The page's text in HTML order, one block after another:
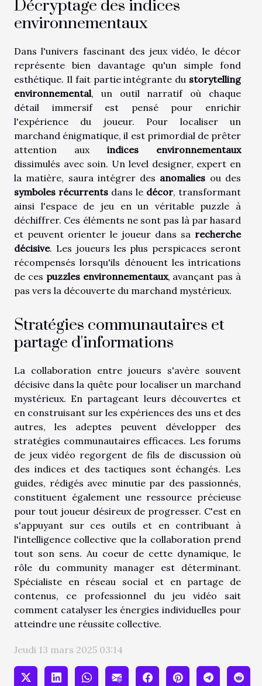
Décryptage des indices
environnementaux
Dans l'univers fascinant des jeux vidéo, le décor
représente bien davantage qu'un simple fond
esthétique. Il fait partie intégrante du storytelling
environnemental, un outil narratif où chaque
détail immersif est pensé pour enrichir
l'expérience du joueur. Pour localiser un
marchand énigmatique, il est primordial de prêter
attention aux indices environnementaux
dissimulés avec soin. Un level designer, expert en
la matière, saura intégrer des anomalies ou des
symboles récurrents dans le décor, transformant
ainsi l'espace de jeu en un véritable puzzle à
déchiffrer. Ces éléments ne sont pas là par hasard
et peuvent orienter le joueur dans sa recherche
décisive. Les joueurs les plus perspicaces seront
récompensés lorsqu'ils dénouent les intrications
de ces puzzles environnementaux, avançant pas à
pas vers la découverte du marchand mystérieux.
Stratégies communautaires et
partage d'informations
La collaboration entre joueurs s'avère souvent
décisive dans la quête pour localiser un marchand
mystérieux. En partageant leurs découvertes et
en construisant sur les expériences des uns et des
autres, les adeptes peuvent développer des
stratégies communautaires efficaces. Les forums
de jeux vidéo regorgent de fils de discussion où
des indices et des tactiques sont échangés. Les
guides, rédigés avec minutie par des passionnés,
constituent également une ressource précieuse
pour tout joueur désireux de progresser. C'est en
s'appuyant sur ces outils et en contribuant à
l'intelligence collective que la collaboration prend
tout son sens. Au coeur de cette dynamique, le
rôle du community manager est déterminant.
Spécialiste en réseau social et en partage de
contenus, ce professionnel du jeu vidéo sait
comment catalyser les énergies individuelles pour
atteindre une réussite collective.
Jeudi 13 mars 2025 03:14